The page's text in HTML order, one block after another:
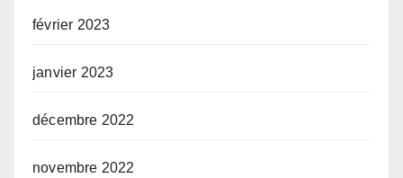
février 2023
janvier 2023
décembre 2022
novembre 2022